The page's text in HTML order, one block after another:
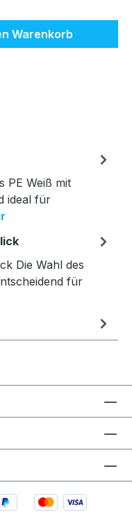
Warenkorb
PE Weiß mit
ideal für
Die Wahl des
für